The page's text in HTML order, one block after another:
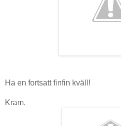
Ha en fortsatt finfin kväll!
Kram,